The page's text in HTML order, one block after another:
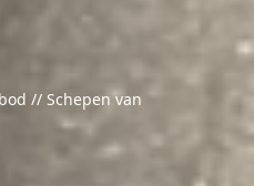
// Schepen van